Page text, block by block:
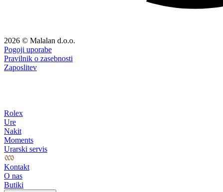
2026 © Malalan d.o.o.
Pogoji uporabe
Pravilnik o zasebnosti
Zaposlitev
Rolex
Ure
Nakit
Moments
Urarski servis
Kontakt
O nas
Butiki